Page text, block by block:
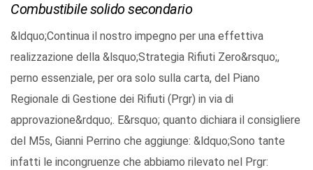
Combustibile solido secondario
&ldquo;Continua il nostro impegno per una effettiva
realizzazione della &lsquo;Strategia Rifiuti Zero&rsquo;,
perno essenziale, per ora solo sulla carta, del Piano
Regionale di Gestione dei Rifiuti (Prgr) in via di
approvazione&rdquo;. E&rsquo; quanto dichiara il consigliere
del M5s, Gianni Perrino che aggiunge: &ldquo;Sono tante
infatti le incongruenze che abbiamo rilevato nel Prgr: